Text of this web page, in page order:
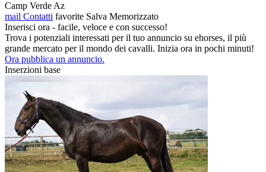
Camp Verde Az
mail Contatti favorite Salva Memorizzato
Inserisci ora - facile, veloce e con successo!
Trova i potenziali interessati per il tuo annuncio su ehorses, il più
grande mercato per il mondo dei cavalli. Inizia ora in pochi minuti!
Ora pubblica un annuncio.
Inserzioni base